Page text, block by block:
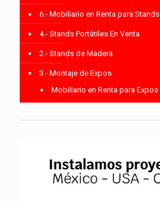
6.- Mobiliario en Renta para Stands
4.- Stands Portátiles En Venta
2.- Stands de Madera
3.- Montaje de Expos
Mobiliario en Renta para Expos